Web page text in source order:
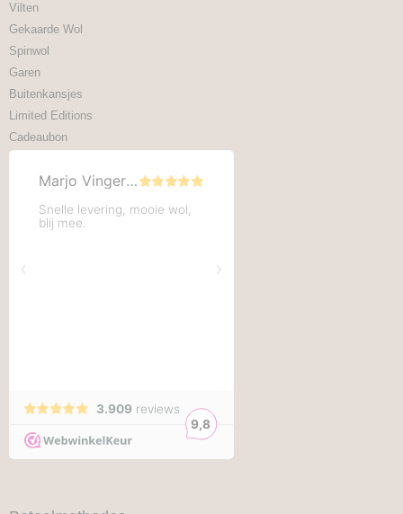
Vilten
Gekaarde Wol
Spinwol
Garen
Buitenkansjes
Limited Editions
Cadeaubon